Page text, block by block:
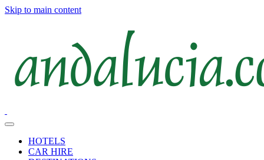
Skip to main content
HOTELS
CAR HIRE